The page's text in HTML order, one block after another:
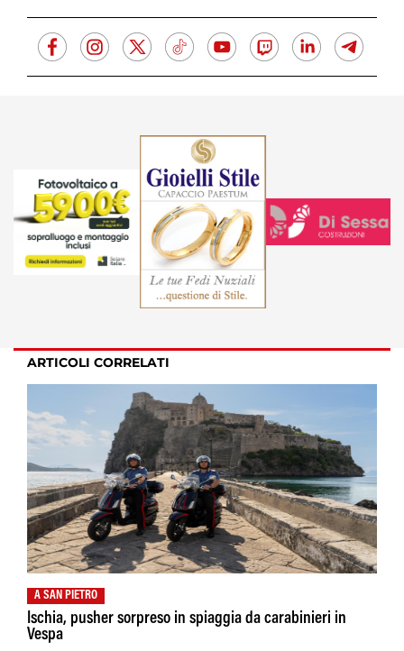
ARTICOLI CORRELATI
A SAN PIETRO
Ischia, pusher sorpreso in spiaggia da carabinieri in
Vespa